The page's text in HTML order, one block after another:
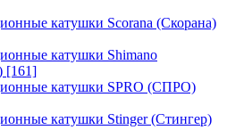
катушки Scorana (Скорана)
катушки Shimano
[161]
катушки SPRO (СПРО)
катушки Stinger (Стингер)